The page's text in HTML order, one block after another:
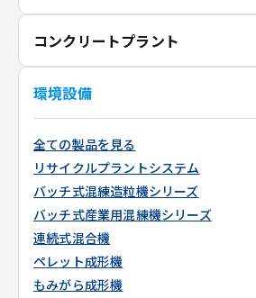
コンクリートプラント
環境設備
全ての製品を見る
リサイクルプラントシステム
バッチ式混練造粒機シリーズ
バッチ式産業用混練機シリーズ
連続式混合機
ペレット成形機
もみがら成形機